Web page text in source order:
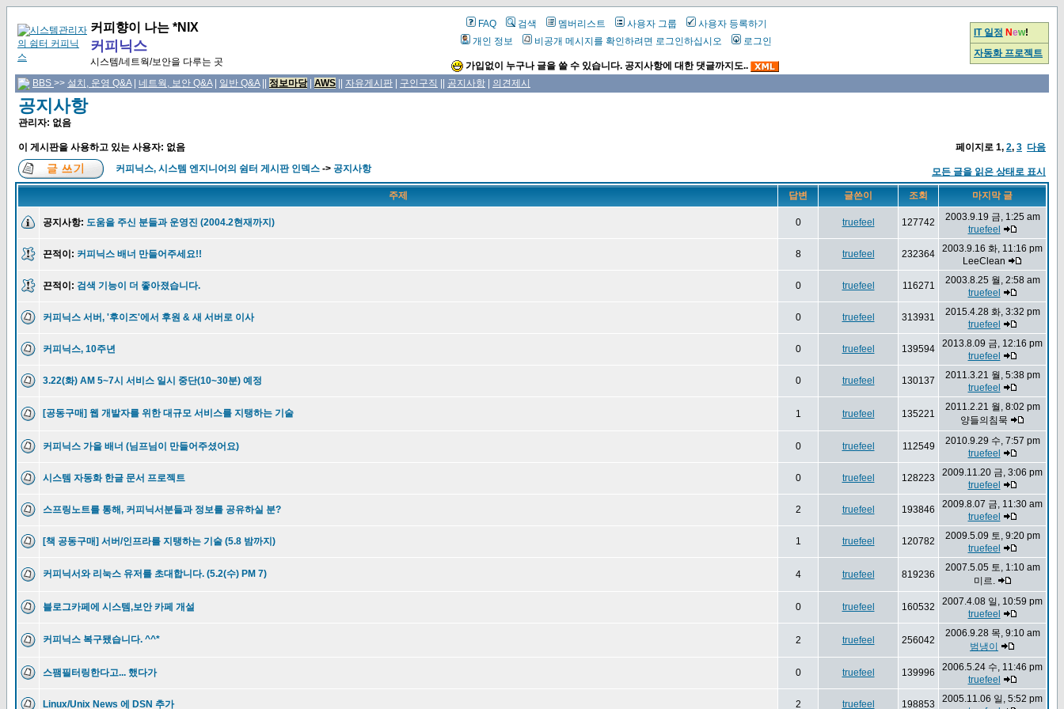
커피향이 나는 *NIX
커피닉스
시스템/네트웍/보안을 다루는 곳
FAQ 검색 멤버리스트 사용자 그룹
사용자 등록하기
개인 정보
비공개 메시지를 확인하려면 로그인하십시오 로그인
가입없이 누구나 글을 쓸 수 있습니다. 공지사항에 대한 댓글까지도..
IT 일정 New!
자동화 프로젝트
BBS >> 설치, 운영 Q&A| 네트웍, 보안 Q&A| 일반 Q&A|| 정보마당| AWS 자유게시판 구인구직 공지사항 의견제시
공지사항
관리자: 없음
이 게시판을 사용하고 있는 사용자: 없음 페이지로 1, 2, 3 다음
커피닉스, 시스템 엔지니어의 쉼터 게시판 인덱스 -> 공지사항 모든 글을 읽은 상태로 표시
주제 답변 글쓴이 조회 마지막 글
공지사항: 도움을 주신 분들과 운영진 (2004.2현재까지) 0 truefeel 127742
2003.9.19 금, 1:25 am
truefeel
끈적이: 커피닉스 배너 만들어주세요!! 8 truefeel 232364
2003.9.16 화, 11:16 pm
LeeClean
끈적이: 검색 기능이 더 좋아졌습니다. 0 truefeel 116271
2003.8.25 월, 2:58 am
truefeel
커피닉스 서버, '후이즈'에서 후원 & 새 서버로 이사 0 truefeel 313931
2015.4.28 화, 3:32 pm
truefeel
커피닉스, 10주년 0 truefeel 139594
2013.8.09 금, 12:16 pm
truefeel
3.22(화) AM 5~7시 서비스 일시 중단(10~30분) 예정 0 truefeel 130137
2011.3.21 월, 5:38 pm
truefeel
[공동구매] 웹 개발자를 위한 대규모 서비스를 지탱하는 기술 1 truefeel 135221
2011.2.21 월, 8:02 pm
양들의침묵
커피닉스 가을 배너 (님프님이 만들어주셨어요) 0 truefeel 112549
2010.9.29 수, 7:57 pm
truefeel
시스템 자동화 한글 문서 프로젝트 0 truefeel 128223
2009.11.20 금, 3:06 pm
truefeel
스프링노트를 통해, 커피닉서분들과 정보를 공유하실 분? 2 truefeel 193846
2009.8.07 금, 11:30 am
truefeel
[책 공동구매] 서버/인프라를 지탱하는 기술 (5.8 밤까지) 1 truefeel 120782
2009.5.09 토, 9:20 pm
truefeel
커피닉서와 리눅스 유저를 초대합니다. (5.2(수) PM 7) 4 truefeel 819236
2007.5.05 토, 1:10 am
미르.
블로그카페에 시스템,보안 카페 개설 0 truefeel 160532
2007.4.08 일, 10:59 pm
truefeel
커피닉스 복구됐습니다. ^^* 2 truefeel 256042
2006.9.28 목, 9:10 am
범냉이
스팸필터링한다고... 했다가 0 truefeel 139996
2006.5.24 수, 11:46 pm
truefeel
Linux/Unix News 에 DSN 추가 2 truefeel 198853
2005.11.06 일, 5:52 pm